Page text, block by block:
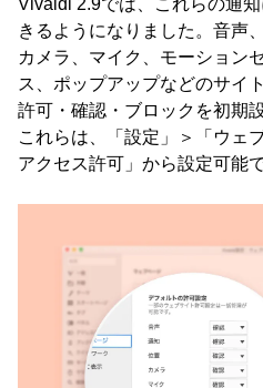
Vivaldi 2.9では、これらの通
きるようになりました。音声
カメラ、マイク、モーション
ス、ポップアップなどのサイ
許可・確認・ブロックを初期
これらは、「設定」＞「ウェ
アクセス許可」から設定可能で